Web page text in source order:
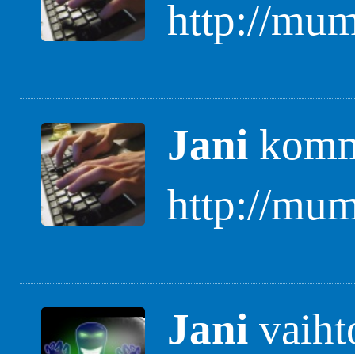
http://
Jani
http://
Jani